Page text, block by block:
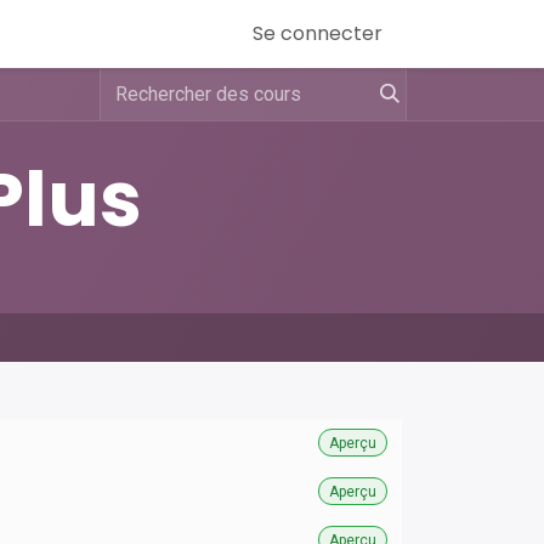
Se connecter
Aperçu
Aperçu
Aperçu